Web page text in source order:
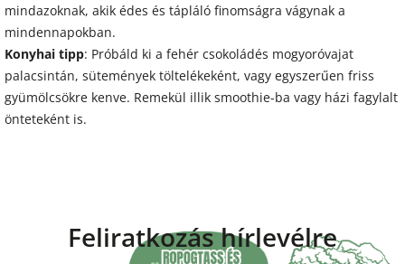
mindazoknak, akik édes és tápláló finomságra vágynak a
mindennapokban.
Konyhai tipp: Próbáld ki a fehér csokoládés mogyoróvajat
palacsintán, sütemények töltelékeként, vagy egyszerűen friss
gyümölcsökre kenve. Remekül illik smoothie-ba vagy házi fagylalt
önteteként is.
Feliratkozás hírlevélre